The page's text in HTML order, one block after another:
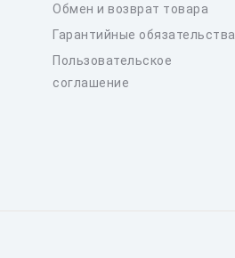
Обмен и возврат товара
Гарантийные обязательства
Пользовательское
соглашение